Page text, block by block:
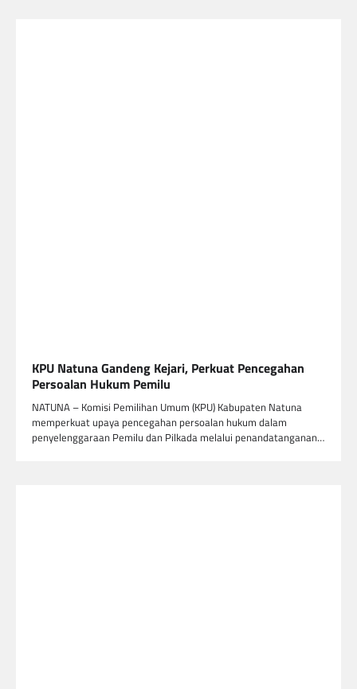
KPU Natuna Gandeng Kejari, Perkuat Pencegahan
Persoalan Hukum Pemilu
NATUNA – Komisi Pemilihan Umum (KPU) Kabupaten Natuna
memperkuat upaya pencegahan persoalan hukum dalam
penyelenggaraan Pemilu dan Pilkada melalui penandatanganan…